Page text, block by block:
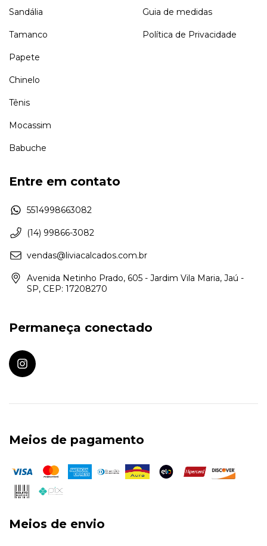
Sandália
Tamanco
Papete
Chinelo
Tênis
Mocassim
Babuche
Guia de medidas
Política de Privacidade
Entre em contato
5514998663082
(14) 99866-3082
vendas@liviacalcados.com.br
Avenida Netinho Prado, 605 - Jardim Vila Maria, Jaú -
SP, CEP: 17208270
Permaneça conectado
Meios de pagamento
Meios de envio